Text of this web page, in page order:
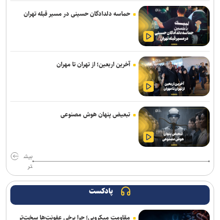
محمدی: مقابل استقلال لیگ را پرقدرت آغاز می‌کنیم/ امیدوارم با مس
شهربابک کمترین گل خورده لیگ را داشته باشیم
مالک ایستا: تا آخر پیگیر پرونده اردلان هستیم/ قمی: هفت سال است که
بازیکن‌سازی نداشته‌ایم
نکونام: تراکتور را با چشم باز انتخاب کردم/ قطعاً نمی‌گویم «تیم را من
نبسته‌ام»
دبیر: ابراهیم هادی با کفش کشتی شهید شد/ درد و بلای خبرنگاران وطن
پرست بخورد بر سر شبکه اینترنشنال
مدیرعامل صنعت‌نفت آبادان: پنجره نقل‌وانتقالاتی باشگاه باز است؛
برد دو رقمی پرسپولیس مقابل منتخب کرجی/ پاگشای شهرآبادی با ۶ گل
پاداش ویژه برای مدال‌آوران تیراندازی در ناگویا/ ۳ میلیارد برای طلا
حماسه دلدادگان حسینی در مسیر قبله تهران
آخرین اربعین؛ از تهران تا مهران
تبعیض پنهان هوش مصنوعی
بیش
تر
پادکست
مقاومت میکروبی؛ چرا برخی عفونت‌ها سخت‌تر